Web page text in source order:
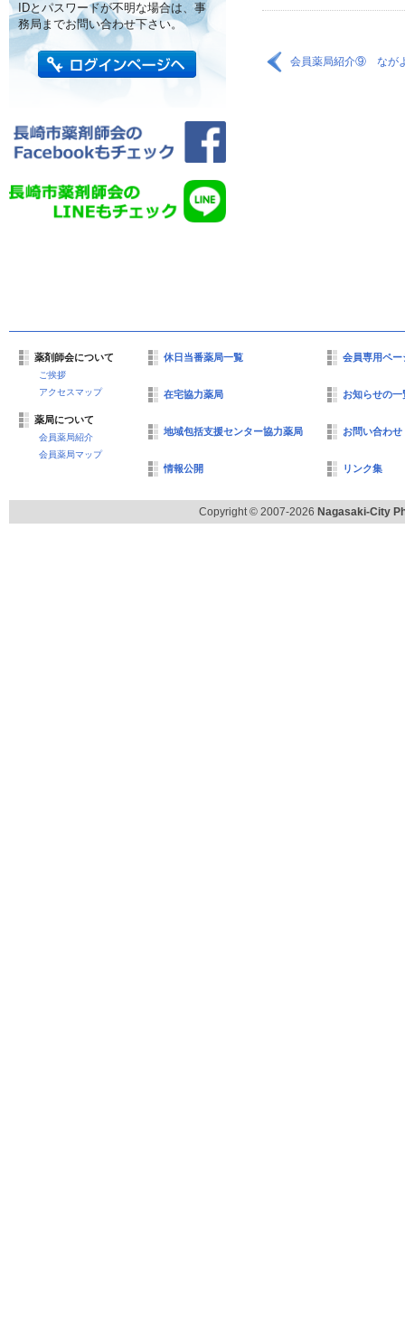
会員薬局紹介⑨ なが
IDとパスワードが不明な場合は、事
務局までお問い合わせ下さい。
薬剤師会について
ご挨拶
アクセスマップ
薬局について
会員薬局紹介
会員薬局マップ
休日当番薬局一覧
在宅協力薬局
地域包括支援センター協力薬局
情報公開
会員専用ペー
お知らせの一
お問い合わせ
リンク集
Copyright © 2007-2026 Nagasaki-City